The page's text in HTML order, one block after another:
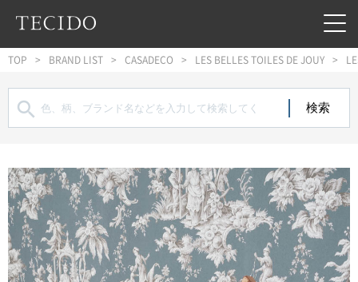
フッターへジャンプ
TOP BRAND LIST CASADECO LES BELLES TOILES DE JOUY
